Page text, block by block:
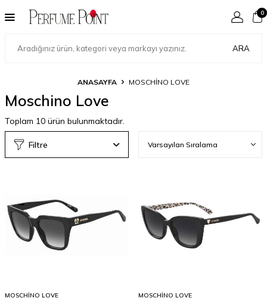
ARA
0
ANASAYFA MOSCHINO LOVE
Moschino Love
Toplam 10 ürün bulunmaktadır.
Filtre
MOSCHINO LOVE MOSCHINO LOVE